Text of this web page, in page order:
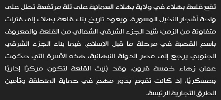
تقع قلعة بهلاء في ولاية بهلاء العمانية على تلة مرتفعة تطل على
واحة أشجار النخيل المسورة. ويعود تاريخ بناء قلعة بهلاء إلى فترات
متفاوتة من الزمن: شُيد الجزء الشرقي الشمالي من القلعة والمعروف
باسم القصبة في مرحلة ما قبل الإسلام، فيما بناء الجزء الشرقي
الجنوبي يرجع إلى عصر الدولة النبهانية، هذه الأسرة التي حكمت
عمان زهاء خمسة قرون. وقد بُنيت القلعة لتكون مركزًا إداريًا
وعسكريًا، إذ كانت تقوم بدور مهم في حماية المنطقة وتأمين
الطرق التجارية الرئيسة.